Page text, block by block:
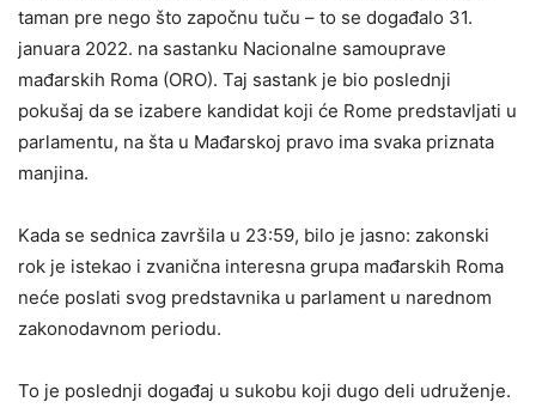
taman pre nego što započnu tuču – to se događalo 31.
januara 2022. na sastanku Nacionalne samouprave
mađarskih Roma (ORO). Taj sastank je bio poslednji
pokušaj da se izabere kandidat koji će Rome predstavljati u
parlamentu, na šta u Mađarskoj pravo ima svaka priznata
manjina.
Kada se sednica završila u 23:59, bilo je jasno: zakonski
rok je istekao i zvanična interesna grupa mađarskih Roma
neće poslati svog predstavnika u parlament u narednom
zakonodavnom periodu.
To je poslednji događaj u sukobu koji dugo deli udruženje.